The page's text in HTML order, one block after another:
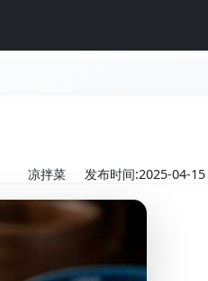
凉拌菜 发布时间:2025-04-15